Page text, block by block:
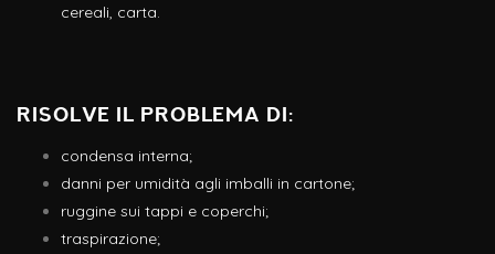
cereali, carta.
Risolve il problema di:
condensa interna;
danni per umidità agli imballi in cartone;
ruggine sui tappi e coperchi;
traspirazione;